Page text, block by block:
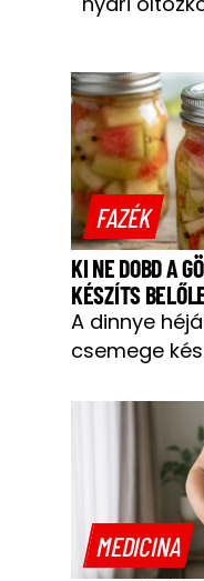
FAZÉK
KI NE DOBD A
KÉSZÍTS
A dinnye
csemege
MEDICINA